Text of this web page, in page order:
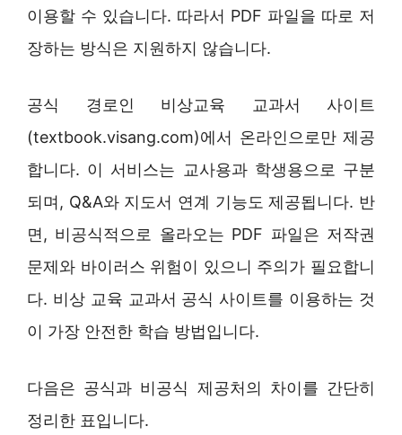
이용할 수 있습니다. 따라서 PDF 파일을 따로 저
장하는 방식은 지원하지 않습니다.
공식 경로인 비상교육 교과서 사이트
(textbook.visang.com)에서 온라인으로만 제공
합니다. 이 서비스는 교사용과 학생용으로 구분
되며, Q&A와 지도서 연계 기능도 제공됩니다. 반
면, 비공식적으로 올라오는 PDF 파일은 저작권
문제와 바이러스 위험이 있으니 주의가 필요합니
다. 비상 교육 교과서 공식 사이트를 이용하는 것
이 가장 안전한 학습 방법입니다.
다음은 공식과 비공식 제공처의 차이를 간단히
정리한 표입니다.